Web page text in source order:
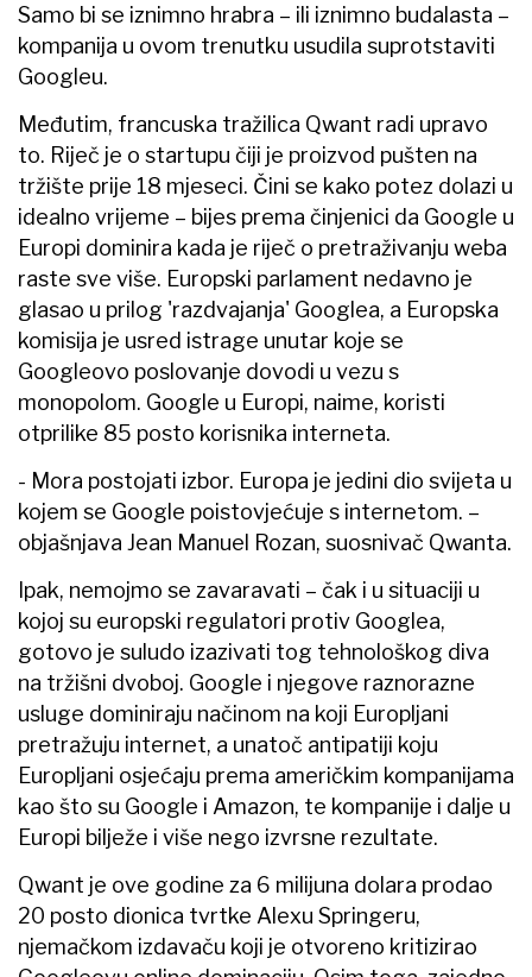
Samo bi se iznimno hrabra – ili iznimno budalasta –
kompanija u ovom trenutku usudila suprotstaviti
Googleu.
Međutim, francuska tražilica Qwant radi upravo
to. Riječ je o startupu čiji je proizvod pušten na
tržište prije 18 mjeseci. Čini se kako potez dolazi u
idealno vrijeme – bijes prema činjenici da Google u
Europi dominira kada je riječ o pretraživanju weba
raste sve više. Europski parlament nedavno je
glasao u prilog 'razdvajanja' Googlea, a Europska
komisija je usred istrage unutar koje se
Googleovo poslovanje dovodi u vezu s
monopolom. Google u Europi, naime, koristi
otprilike 85 posto korisnika interneta.
- Mora postojati izbor. Europa je jedini dio svijeta u
kojem se Google poistovjećuje s internetom. –
objašnjava Jean Manuel Rozan, suosnivač Qwanta.
Ipak, nemojmo se zavaravati – čak i u situaciji u
kojoj su europski regulatori protiv Googlea,
gotovo je suludo izazivati tog tehnološkog diva
na tržišni dvoboj. Google i njegove raznorazne
usluge dominiraju načinom na koji Europljani
pretražuju internet, a unatoč antipatiji koju
Europljani osjećaju prema američkim kompanijama
kao što su Google i Amazon, te kompanije i dalje u
Europi bilježe i više nego izvrsne rezultate.
Qwant je ove godine za 6 milijuna dolara prodao
20 posto dionica tvrtke Alexu Springeru,
njemačkom izdavaču koji je otvoreno kritizirao